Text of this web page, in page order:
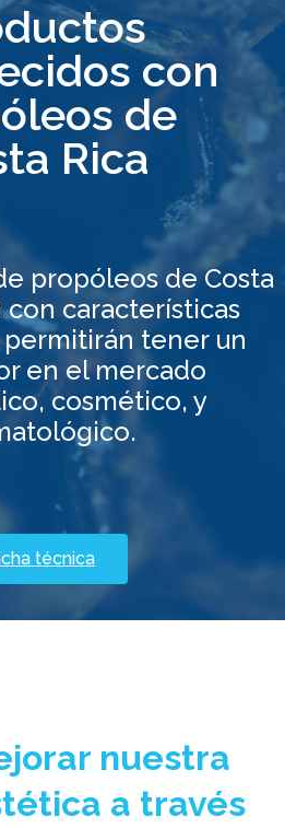
con
de
Rica
propóleos de Costa
con características
tener un
en el mercado
cosmético, y
técnica
nuestra
a través